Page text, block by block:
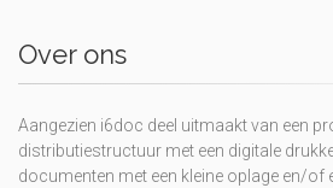
Over ons
Aangezien i6doc deel uitmaakt van een
distributiestructuur met een digitale
documenten met een kleine oplage en/of